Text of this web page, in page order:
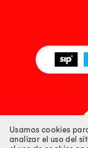
Usamos cookies
analizar el uso del